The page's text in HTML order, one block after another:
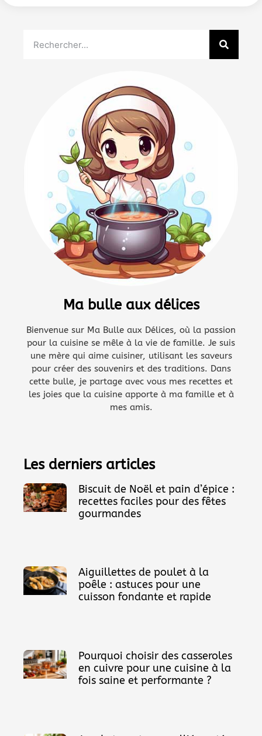
Ma bulle aux délices
Bienvenue sur Ma Bulle aux Délices, où la passion
pour la cuisine se mêle à la vie de famille. Je suis
une mère qui aime cuisiner, utilisant les saveurs
pour créer des souvenirs et des traditions. Dans
cette bulle, je partage avec vous mes recettes et
les joies que la cuisine apporte à ma famille et à
mes amis.
Les derniers articles
Biscuit de Noël et pain d’épice :
recettes faciles pour des fêtes
gourmandes
Aiguillettes de poulet à la
poêle : astuces pour une
cuisson fondante et rapide
Pourquoi choisir des casseroles
en cuivre pour une cuisine à la
fois saine et performante ?